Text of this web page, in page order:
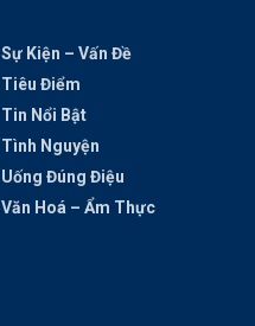
Sự Kiện – Vấn Đề
Tiêu Điểm
Tin Nổi Bật
Tình Nguyện
Uống Đúng Điệu
Văn Hoá – Ẩm Thực